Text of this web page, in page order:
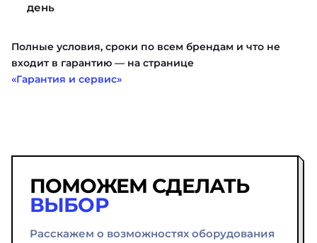
день
Полные условия, сроки по всем брендам и что не
входит в гарантию — на странице
«Гарантия и сервис»
ПОМОЖЕМ СДЕЛАТЬ
ВЫБОР
Расскажем о возможностях оборудования